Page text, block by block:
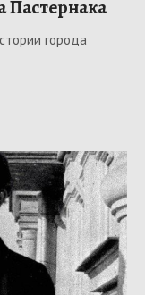
Пастернака
города